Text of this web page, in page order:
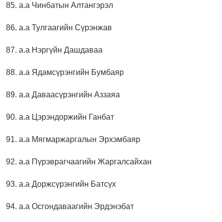
85. а.а Чинбатын Алтангэрэл
86. а.а Тулгаагийн Сүрэнжав
87. а.а Нэргүйн Дашдаваа
88. а.а Ядамсүрэнгийн Бумбаяр
89. а.а Даваасүрэнгийн Аззаяа
90. а.а Цэрэндоржийн Ганбат
91. а.а Мягмаржаргалын Эрхэмбаяр
92. а.а Пүрэврагчаагийн Жаргалсайхан
93. а.а Доржсүрэнгийн Батсүх
94. а.а Осгондаваагийн Эрдэнэбат